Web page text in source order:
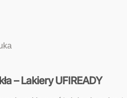
– Lakiery UFIREADY